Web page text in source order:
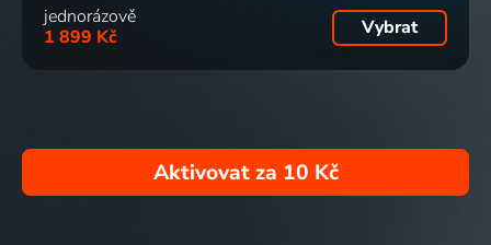
jednorázově
1 899 Kč
Vybrat
Aktivovat za 10 Kč